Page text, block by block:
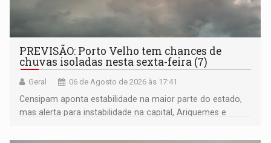
PREVISÃO: Porto Velho tem chances de
chuvas isoladas nesta sexta-feira (7)
Geral 06 de Agosto de 2026 às 17:41
Censipam aponta estabilidade na maior parte do estado,
mas alerta para instabilidade na capital, Ariquemes e